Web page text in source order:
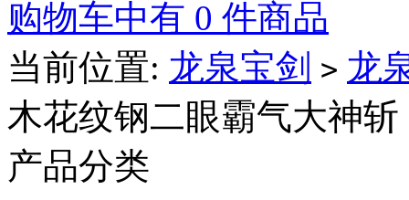
购物车中有 0 件商品
当前位置: 龙泉宝剑 > 龙
木花纹钢二眼霸气大神斩
产品分类